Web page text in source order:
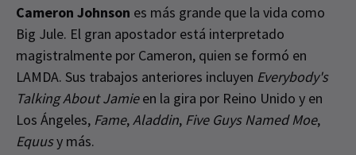
Cameron Johnson es más grande que la vida como
Big Jule. El gran apostador está interpretado
magistralmente por Cameron, quien se formó en
LAMDA. Sus trabajos anteriores incluyen Everybody's
Talking About Jamieen la gira por Reino Unido y en
Los Ángeles, Fame,Aladdin, Five Guys Named Moe,
Equusy más.